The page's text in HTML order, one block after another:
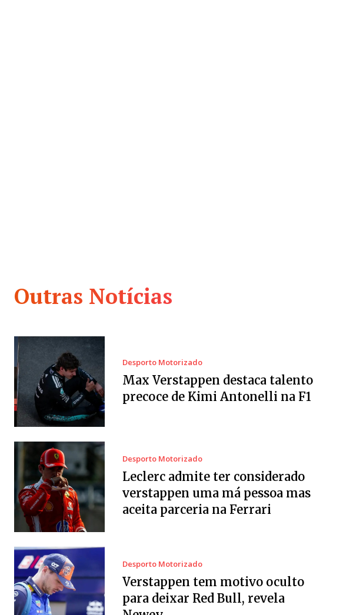
Outras Notícias
Desporto Motorizado
Max Verstappen destaca talento
precoce de Kimi Antonelli na F1
Desporto Motorizado
Leclerc admite ter considerado
verstappen uma má pessoa mas
aceita parceria na Ferrari
Desporto Motorizado
Verstappen tem motivo oculto
para deixar Red Bull, revela